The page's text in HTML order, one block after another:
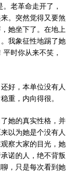
老革命走开了，
。突然觉得又要煞
她坐下了。在地上
我象征性地踢了她
时你从来不笑，
好，本单位没有人
重，内向得很。
她的真实性格，并
以为她是个没有人
察大家的目光，她
诺的人，绝不背叛
，只是每次看到她